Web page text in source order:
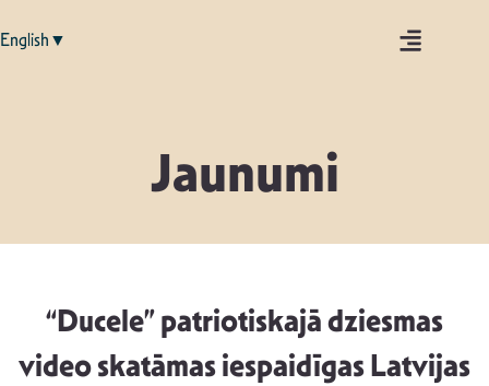
English▼
Jaunumi
“Ducele” patriotiskajā dziesmas
video skatāmas iespaidīgas Latvijas